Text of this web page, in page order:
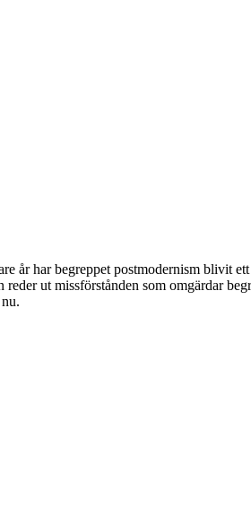
år har begreppet postmodernism blivit
ut missförstånden som omgärdar